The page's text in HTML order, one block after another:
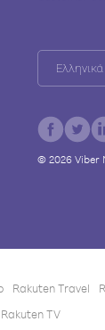
Ελληνικά
© 2026Viber
Rakuten Travel
Rakuten TV